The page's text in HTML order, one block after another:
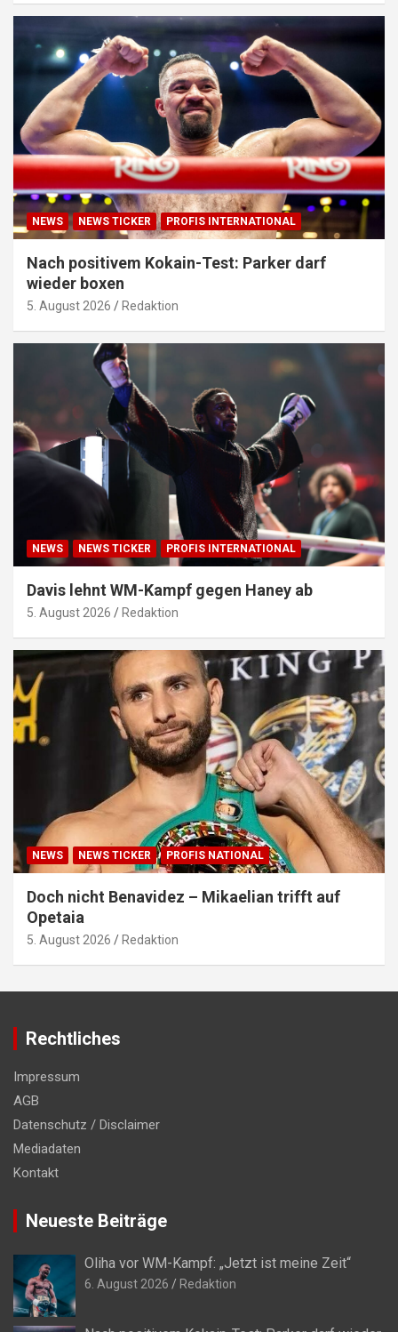
NEWS NEWS TICKER PROFIS INTERNATIONAL
Nach positivem Kokain-Test: Parker darf
wieder boxen
5. August 2026 Redaktion
NEWS NEWS TICKER PROFIS INTERNATIONAL
Davis lehnt WM-Kampf gegen Haney ab
5. August 2026 Redaktion
NEWS NEWS TICKER PROFIS NATIONAL
Doch nicht Benavidez – Mikaelian trifft auf
Opetaia
5. August 2026 Redaktion
Rechtliches
Impressum
AGB
Datenschutz / Disclaimer
Mediadaten
Kontakt
Neueste Beiträge
Oliha vor WM-Kampf: „Jetzt ist meine Zeit“
6. August 2026 Redaktion